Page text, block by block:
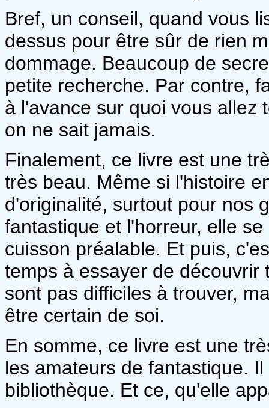
Bref, un conseil, quand vous
dessus pour être sûr de rien
dommage. Beaucoup de
petite recherche. Par contre,
à l'avance sur quoi vous allez
on ne sait jamais.
Finalement, ce livre est une
très beau. Même si l'histoire
d'originalité, surtout pour nos
fantastique et l'horreur, elle
cuisson préalable. Et puis,
temps à essayer de
sont pas difficiles à trouver,
être certain de soi.
En somme, ce livre est une
les amateurs de fantastique.
bibliothèque. Et ce, qu'elle